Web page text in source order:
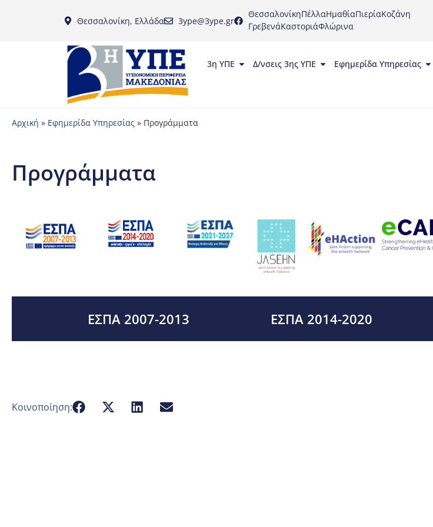
Θεσσαλονίκη, Ελλάδα 3ype@3ype.gr
ΘεσσαλονίκηΠέλλαΗμαθίαΠιερίαΚοζάνη
ΓρεβενάΚαστοριάΦλώρινα
3η ΥΠΕ Δ/νσεις 3ης ΥΠΕ Εφημερίδα Υπηρεσίας
Αρχική » Εφημερίδα Υπηρεσίας » Προγράμματα
Προγράμματα
ΕΣΠΑ 2007-2013 ΕΣΠΑ 2014-2020
Κοινοποίηση: